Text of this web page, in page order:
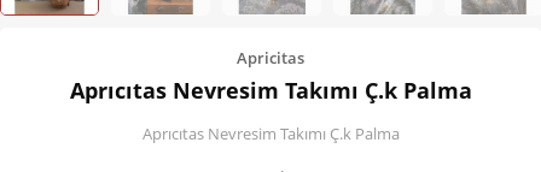
Apricitas
Aprıcıtas Nevresim Takımı Ç.k Palma
Aprıcıtas Nevresim Takımı Ç.k Palma